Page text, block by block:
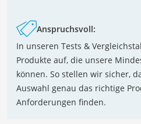
Anspruchsvoll:
In unseren Tests &
Produkte auf, die unsere
können. So stellen wir sicher,
Auswahl genau das richtige
Anforderungen finden.